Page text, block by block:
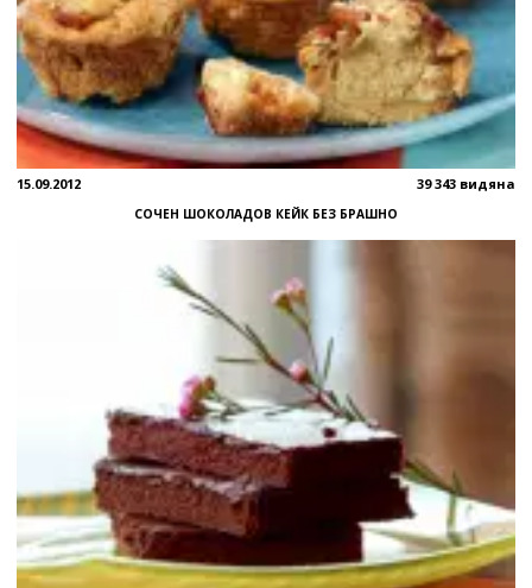
15.09.2012 39 343 видяна
СОЧЕН ШОКОЛАДОВ КЕЙК БЕЗ БРАШНО